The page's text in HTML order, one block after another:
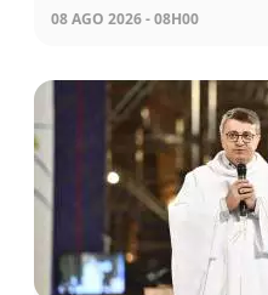
08 AGO 2026 - 08H00